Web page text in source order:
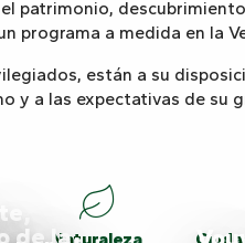
patrimonio,
programa a medida en la
están a su
y a las expectativas de su
de la